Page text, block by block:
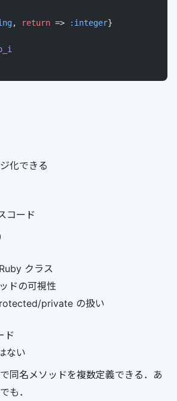
, return => :integer}
化できる
コード
クラス
ドの可視性
private の扱い
ド
ない
同名メソッドを複数定義できる．あ
も．